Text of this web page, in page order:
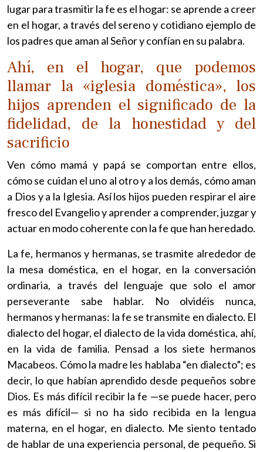
lugar para trasmitir la fe es el hogar: se aprende a creer
en el hogar, a través del sereno y cotidiano ejemplo de
los padres que aman al Señor y confían en su palabra.
Ahí, en el hogar, que podemos
llamar la «iglesia doméstica», los
hijos aprenden el significado de la
fidelidad, de la honestidad y del
sacrificio
Ven cómo mamá y papá se comportan entre ellos,
cómo se cuidan el uno al otro y a los demás, cómo aman
a Dios y a la Iglesia. Así los hijos pueden respirar el aire
fresco del Evangelio y aprender a comprender, juzgar y
actuar en modo coherente con la fe que han heredado.
La fe, hermanos y hermanas, se trasmite alrededor de
la mesa doméstica, en el hogar, en la conversación
ordinaria, a través del lenguaje que solo el amor
perseverante sabe hablar. No olvidéis nunca,
hermanos y hermanas: la fe se transmite en dialecto. El
dialecto del hogar, el dialecto de la vida doméstica, ahí,
en la vida de familia. Pensad a los siete hermanos
Macabeos. Cómo la madre les hablaba “en dialecto”; es
decir, lo que habían aprendido desde pequeños sobre
Dios. Es más difícil recibir la fe —se puede hacer, pero
es más difícil— si no ha sido recibida en la lengua
materna, en el hogar, en dialecto. Me siento tentado
de hablar de una experiencia personal, de pequeño. Si